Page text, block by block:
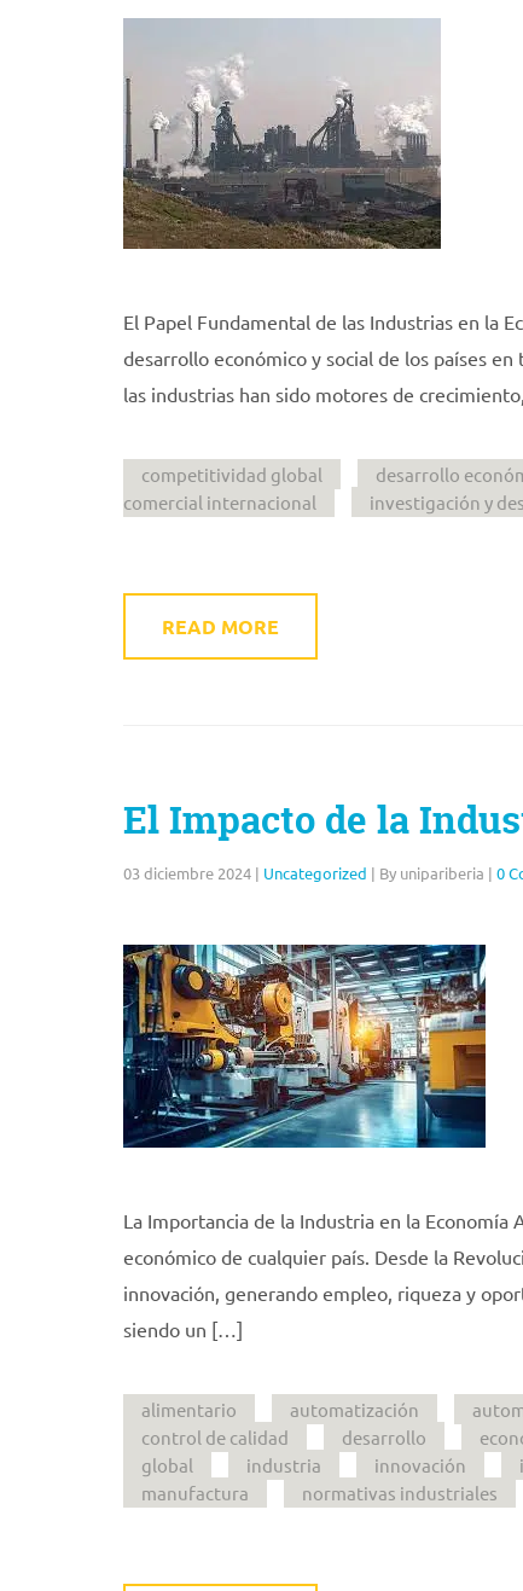
El Papel Fundamental de las Industrias en la
desarrollo económico y social de los países
las industrias han sido motores de
competitividad global desarrollo
comercial internacional
investigación y
READ MORE
El Impacto de la
03 diciembre 2024 | Uncategorized | By unipariberia | 0
La Importancia de la Industria en la
económico de cualquier país. Desde la
innovación, generando empleo, riqueza y
siendo un […]
alimentario automatización
control de calidad
desarrollo
global
industria innovación
manufactura
normativas industriales